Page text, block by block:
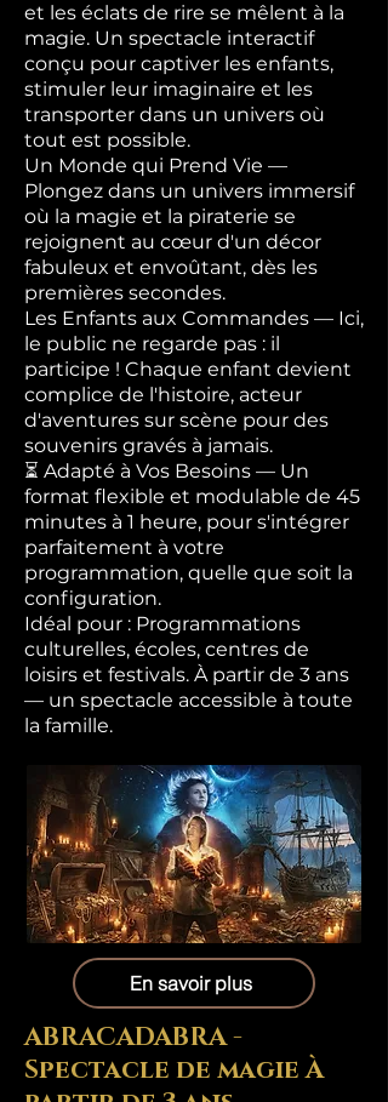
et les éclats de rire se mêlent à la
magie. Un spectacle interactif
conçu pour captiver les enfants,
stimuler leur imaginaire et les
transporter dans un univers où
tout est possible.
Un Monde qui Prend Vie —
Plongez dans un univers immersif
où la magie et la piraterie se
rejoignent au cœur d'un décor
fabuleux et envoûtant, dès les
premières secondes.
Les Enfants aux Commandes — Ici,
le public ne regarde pas : il
participe ! Chaque enfant devient
complice de l'histoire, acteur
d'aventures sur scène pour des
souvenirs gravés à jamais.
⏳ Adapté à Vos Besoins — Un
format flexible et modulable de 45
minutes à 1 heure, pour s'intégrer
parfaitement à votre
programmation, quelle que soit la
configuration.
Idéal pour : Programmations
culturelles, écoles, centres de
loisirs et festivals. À partir de 3 ans
— un spectacle accessible à toute
la famille.
En savoir plus
ABRACADABRA -
Spectacle de magie À